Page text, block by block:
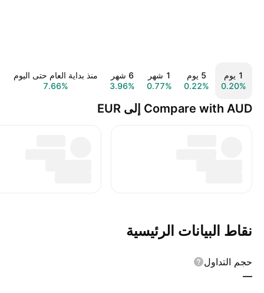
‎‎1‎ يوم
0.20%
‎‎5‎ يوم
0.22%
‎1‎ شهر
0.77%
‎6‎ شهر
3.96%
منذ بداية العام حتى اليوم
7.66%
Compare with AUD إلى EUR
نقاط البيانات الرئيسية
حجم التداول
—